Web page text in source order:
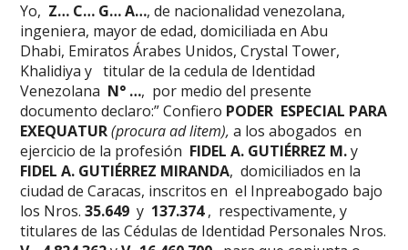
Yo, Z… C… G… A…, de nacionalidad venezolana,
ingeniera, mayor de edad, domiciliada en Abu
Dhabi, Emiratos Árabes Unidos, Crystal Tower,
Khalidiya y titular de la cedula de Identidad
Venezolana N° …, por medio del presente
documento declaro:” Confiero PODER ESPECIAL PARA
EXEQUATUR(procura ad litem), a los abogados en
ejercicio de la profesión FIDEL A. GUTIÉRREZ M.y
FIDEL A. GUTIÉRREZ MIRANDA, domiciliados en la
ciudad de Caracas, inscritos en el Inpreabogado bajo
los Nros. 35.649 y 137.374, respectivamente, y
titulares de las Cédulas de Identidad Personales Nros.